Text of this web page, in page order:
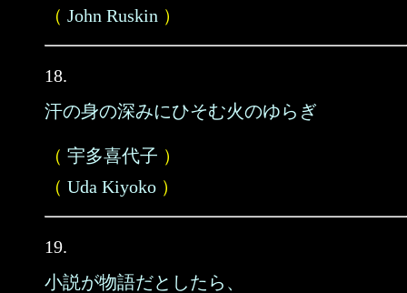
（ John Ruskin ）
18.
汗の身の深みにひそむ火のゆらぎ
（ 宇多喜代子 ）
（ Uda Kiyoko ）
19.
小説が物語だとしたら、